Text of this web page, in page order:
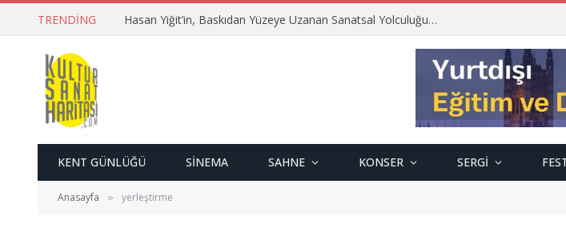
TRENDING Hasan Yiğit’in, Baskıdan Yüzeye Uzanan Sanatsal Yolculuğu…
KENT GÜNLÜĞÜ SINEMA SAHNE KONSER SERGI
Anasayfa » yerleştirme